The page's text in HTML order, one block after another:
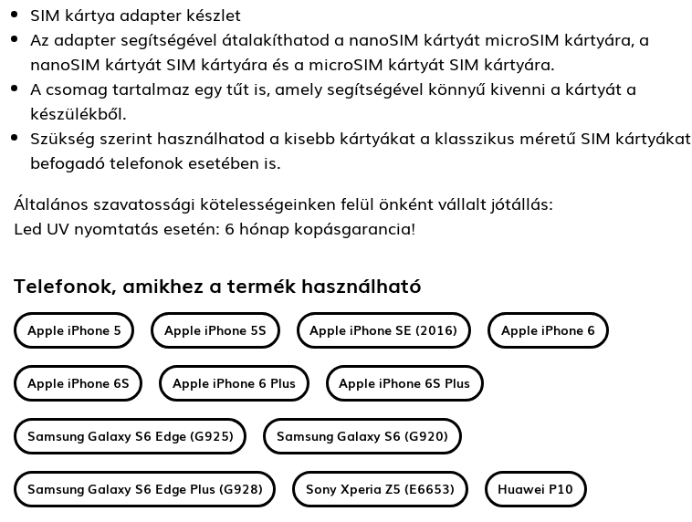
SIM kártya adapter készlet
Az adapter segítségével átalakíthatod a nanoSIM kártyát microSIM kártyára, a
nanoSIM kártyát SIM kártyára és a microSIM kártyát SIM kártyára.
A csomag tartalmaz egy tűt is, amely segítségével könnyű kivenni a kártyát a
készülékből.
Szükség szerint használhatod a kisebb kártyákat a klasszikus méretű SIM kártyákat
befogadó telefonok esetében is.
Általános szavatossági kötelességeinken felül önként vállalt jótállás:
Led UV nyomtatás esetén: 6 hónap kopásgarancia!
Telefonok, amikhez a termék használható
Apple iPhone 5 Apple iPhone 5S Apple iPhone SE (2016) Apple iPhone 6
Apple iPhone 6S Apple iPhone 6 Plus Apple iPhone 6S Plus
Samsung Galaxy S6 Edge (G925) Samsung Galaxy S6 (G920)
Samsung Galaxy S6 Edge Plus (G928) Sony Xperia Z5 (E6653) Huawei P10